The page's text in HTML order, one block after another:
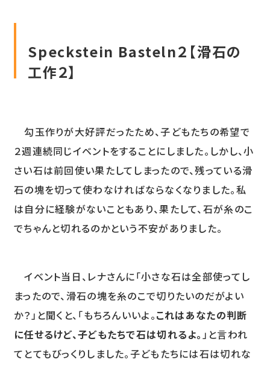
Speckstein Basteln２【滑石の
工作２】
勾玉作りが大好評だったため、子どもたちの希望で
２週連続同じイベントをすることにしました。しかし、小
さい石は前回使い果たしてしまったので、残っている滑
石の塊を切って使わなければならなくなりました。私
は自分に経験がないこともあり、果たして、石が糸のこ
でちゃんと切れるのかという不安がありました。
イベント当日、レナさんに「小さな石は全部使ってし
まったので、滑石の塊を糸のこで切りたいのだがよい
か？」と聞くと、「もちろんいいよ。これはあなたの判断
に任せるけど、子どもたちで石は切れるよ。」と言われ
てとてもびっくりしました。子どもたちには石は切れな